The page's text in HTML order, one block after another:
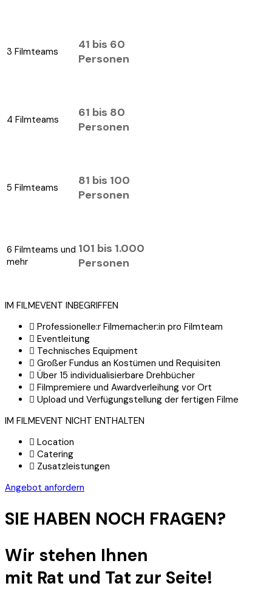
3 Filmteams
41 bis 60
Personen
4 Filmteams
61 bis 80
Personen
5 Filmteams
81 bis 100
Personen
6 Filmteams und
mehr
101 bis 1.000
Personen
IM FILMEVENT INBEGRIFFEN
Professionelle:r Filmemacher:in pro Filmteam
Eventleitung
Technisches Equipment
Großer Fundus an Kostümen und Requisiten
Über 15 individualisierbare Drehbücher
Filmpremiere und Awardverleihung vor Ort
Upload und Verfügungstellung der fertigen Filme
IM FILMEVENT NICHT ENTHALTEN
Location
Catering
Zusatzleistungen
Angebot anfordern
SIE HABEN NOCH FRAGEN?
Wir stehen Ihnen
mit Rat und Tat zur Seite!